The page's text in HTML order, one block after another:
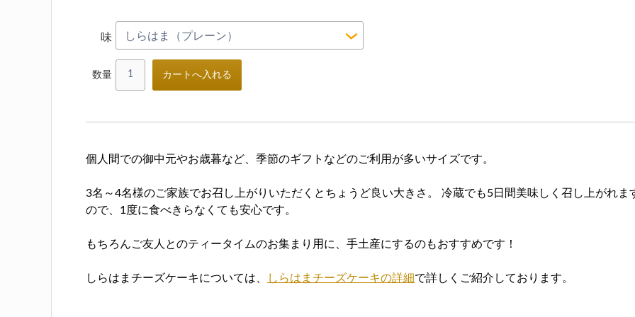
味
数量
個人間での御中元やお歳暮など、季節のギフトなどのご利用が多いサイズです。
3名～4名様のご家族でお召し上がりいただくとちょうど良い大きさ。 冷蔵でも5日間美味しく召し上がれま
ので、1度に食べきらなくても安心です。
もちろんご友人とのティータイムのお集まり用に、手土産にするのもおすすめです！
しらはまチーズケーキについては、 しらはまチーズケーキの詳細で詳しくご紹介しております。